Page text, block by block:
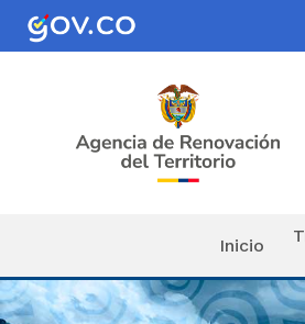
Pasar al contenido principal
Inicio